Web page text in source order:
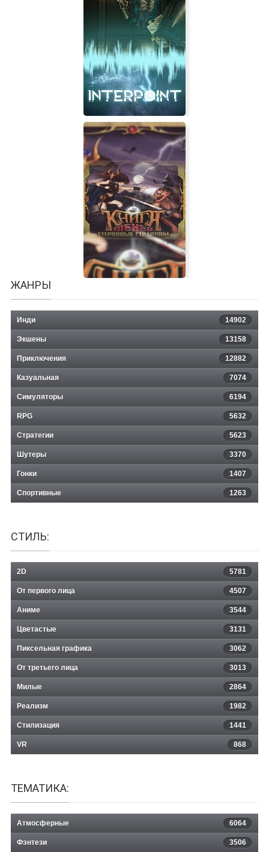
Just Another Memory
INTERPOINT
Книга теней: Утерянные
ЖАНРЫ
Инди 14902
Экшены 13158
Приключения 12882
Казуальная 7074
Симуляторы 6194
RPG 5632
Стратегии 5623
Шутеры 3370
Гонки 1407
Спортивные 1263
СТИЛЬ:
2D 5781
От первого лица 4507
Аниме 3544
Цветастые 3131
Пиксельная графика 3062
От третьего лица 3013
Милые 2864
Реализм 1982
Стилизация 1441
VR 868
ТЕМАТИКА:
Атмосферные 6064
Фэнтези 3506